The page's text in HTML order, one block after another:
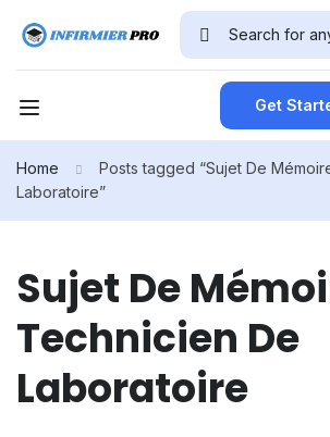
Get
Home
Posts tagged “Sujet De
Laboratoire”
Sujet De
Technicien De
Laboratoire